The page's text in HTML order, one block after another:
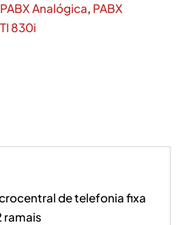
PABX Analógica, PABX
TI 830i
de telefonia fixa
ramais